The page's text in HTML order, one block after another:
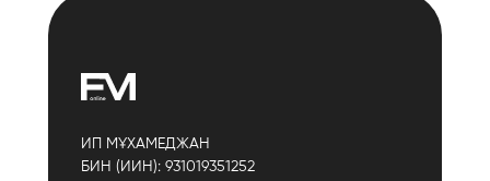
ИП МҰХАМЕДЖАН
БИН (ИИН): 931019351252